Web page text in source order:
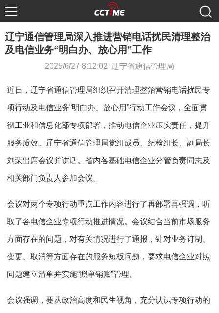
辽宁通信管理局深入推进营销电话扰民清理整治
及电信业务“明白办、放心用”工作
2025/6/27 8:12:02 辽宁省通信管理局
近日，辽宁省通信管理局组织召开清理整治营销电话扰民专
项行动及电信业务“明白办、放心用”行动工作会议，全面贯
彻工业和信息化部专项部署，推动电信企业压实责任，提升
服务质效。辽宁省通信管理局党组成员、纪检组长、副局长
刘荣出席会议并讲话。省内各基础电信企业分管负责同志及
相关部门负责人参加会议。
会议对两个专项行动重点工作内容进行了再部署再强调，听
取了各电信企业专项行动推进情况。会议结合当前市场服务
方面存在的问题，对有关情况进行了通报，针对业务订制、
变更、取消等方面存在的服务短板问题，要求电信企业对照
问题建立清单并实施“照单销账”管理。
会议强调，要从政治高度和民生视角，充分认识专项行动的